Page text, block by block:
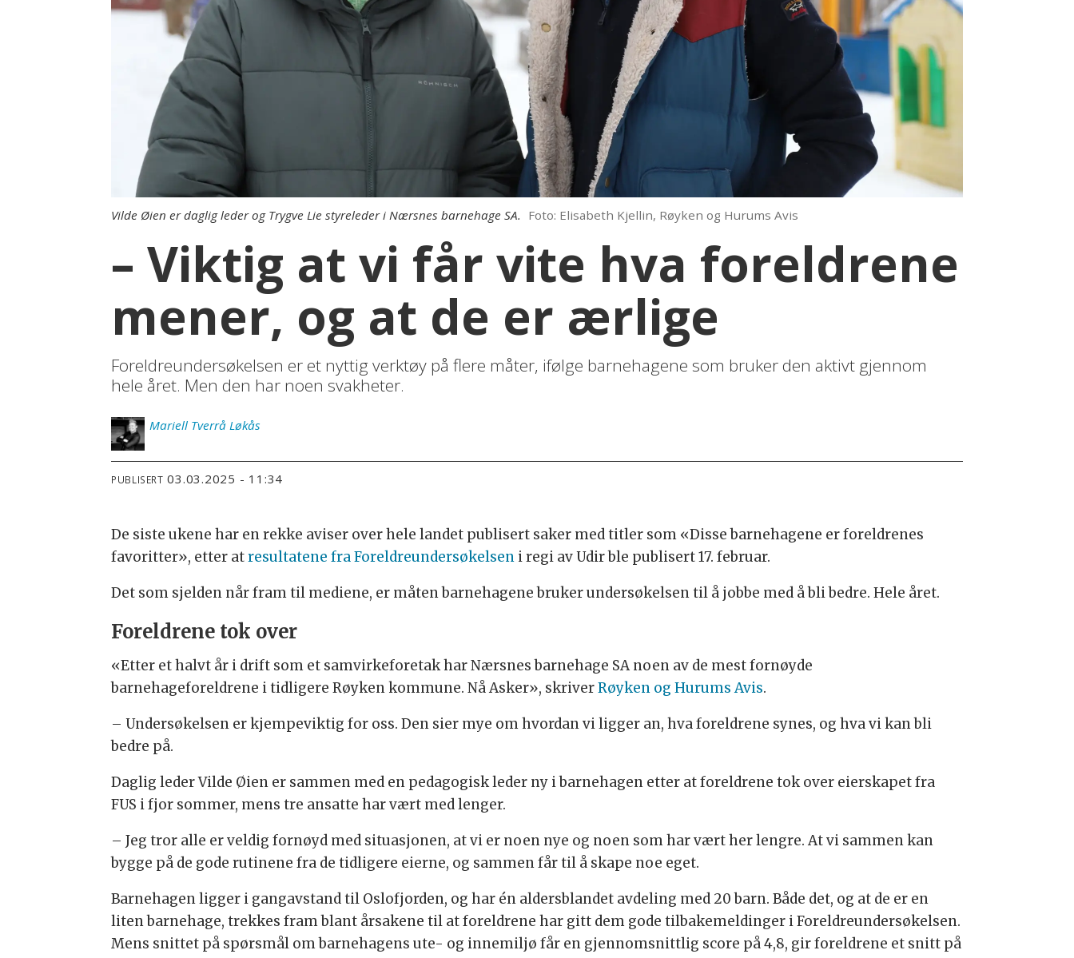
Vilde Øien er daglig leder og Trygve Lie styreleder i Nærsnes barnehage SA. Foto: Elisabeth Kjellin, Røyken og Hurums Avis
– Viktig at vi får vite hva foreldrene
mener, og at de er ærlige
Foreldreundersøkelsen er et nyttig verktøy på flere måter, ifølge barnehagene som bruker den aktivt gjennom
hele året. Men den har noen svakheter.
Mariell Tverrå Løkås
PUBLISERT 03.03.2025 - 11:34
De siste ukene har en rekke aviser over hele landet publisert saker med titler som «Disse barnehagene er foreldrenes
favoritter», etter atresultatene fra Foreldreundersøkelsen i regi av Udir ble publisert 17. februar.
Det som sjelden når fram til mediene, er måten barnehagene bruker undersøkelsen til å jobbe med å bli bedre. Hele året.
Foreldrene tok over
«Etter et halvt år i drift som et samvirkeforetak har Nærsnes barnehage SA noen av de mest fornøyde
barnehageforeldrene i tidligere Røyken kommune. Nå Asker», skriverRøyken og Hurums Avis.
– Undersøkelsen er kjempeviktig for oss. Den sier mye om hvordan vi ligger an, hva foreldrene synes, og hva vi kan bli
bedre på.
Daglig leder Vilde Øien er sammen med en pedagogisk leder ny i barnehagen etter at foreldrene tok over eierskapet fra
FUS i fjor sommer, mens tre ansatte har vært med lenger.
– Jeg tror alle er veldig fornøyd med situasjonen, at vi er noen nye og noen som har vært her lengre. At vi sammen kan
bygge på de gode rutinene fra de tidligere eierne, og sammen får til å skape noe eget.
Barnehagen ligger i gangavstand til Oslofjorden, og har én aldersblandet avdeling med 20 barn. Både det, og at de er en
liten barnehage, trekkes fram blant årsakene til at foreldrene har gitt dem gode tilbakemeldinger i Foreldreundersøkelsen.
Mens snittet på spørsmål om barnehagens ute- og innemiljø får en gjennomsnittlig score på 4,8, gir foreldrene et snitt på